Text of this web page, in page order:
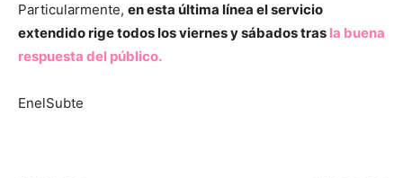
Particularmente, en esta última línea el servicio
extendido rige todos los viernes y sábados tras la buena
respuesta del público.
EnelSubte